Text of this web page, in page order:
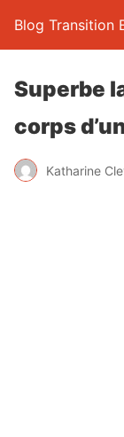
Blog Transition
Superbe
corps
Katharine